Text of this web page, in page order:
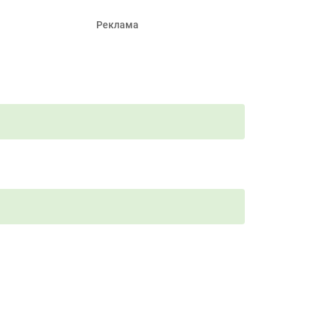
Реклама